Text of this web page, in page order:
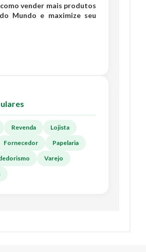
vender mais produtos
Mundo e maximize seu
Revenda
Lojista
Fornecedor
Papelaria
Varejo